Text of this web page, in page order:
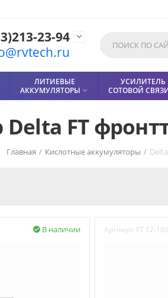
23-94

ЛИТИЕВЫЕ
АККУМУЛЯТОРЫ 
УСИЛИТЕЛЬ
СОТОВОЙ
Delta FT
Главная / Кислотные аккумуляторы /
В наличии
 Артикул: FT 12-